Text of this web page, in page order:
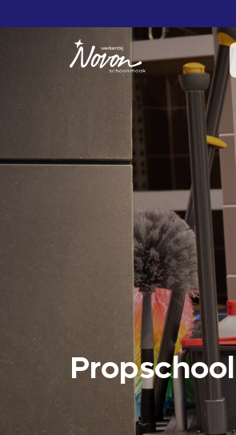
Propschool